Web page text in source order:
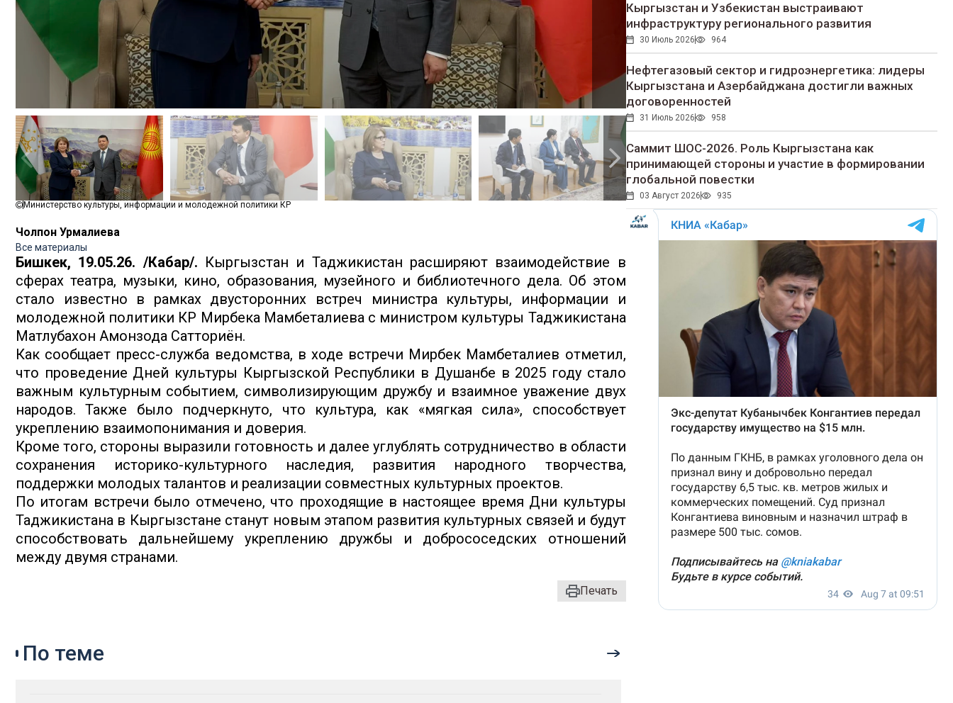
Министерство культуры, информации и молодежной политики КР
Чолпон Урмалиева
Все материалы
Бишкек, 19.05.26. /Кабар/. Кыргызстан и Таджикистан расширяют взаимодействие в
сферах театра, музыки, кино, образования, музейного и библиотечного дела. Об этом
стало известно в рамках двусторонних встреч министра культуры, информации и
молодежной политики КР Мирбека Мамбеталиева с министром культуры Таджикистана
Матлубахон Амонзода Сатториён.
Как сообщает пресс-служба ведомства, в ходе встречи Мирбек Мамбеталиев отметил,
что проведение Дней культуры Кыргызской Республики в Душанбе в 2025 году стало
важным культурным событием, символизирующим дружбу и взаимное уважение двух
народов. Также было подчеркнуто, что культура, как «мягкая сила», способствует
укреплению взаимопонимания и доверия.
Кроме того, стороны выразили готовность и далее углублять сотрудничество в области
сохранения историко-культурного наследия, развития народного творчества,
поддержки молодых талантов и реализации совместных культурных проектов.
По итогам встречи было отмечено, что проходящие в настоящее время Дни культуры
Таджикистана в Кыргызстане станут новым этапом развития культурных связей и будут
способствовать дальнейшему укреплению дружбы и добрососедских отношений
между двумя странами.
Печать
Кыргызстан и Узбекистан выстраивают
инфраструктуру регионального развития
30 Июль 2026 964
Нефтегазовый сектор и гидроэнергетика: лидеры
Кыргызстана и Азербайджана достигли важных
договоренностей
31 Июль 2026 958
Саммит ШОС-2026. Роль Кыргызстана как
принимающей стороны и участие в формировании
глобальной повестки
03 Август 2026 935
По теме